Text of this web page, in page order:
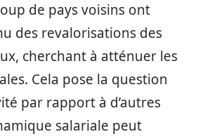
de pays voisins ont
des revalorisations des
cherchant à atténuer les
Cela pose la question
par rapport à d’autres
salariale peut